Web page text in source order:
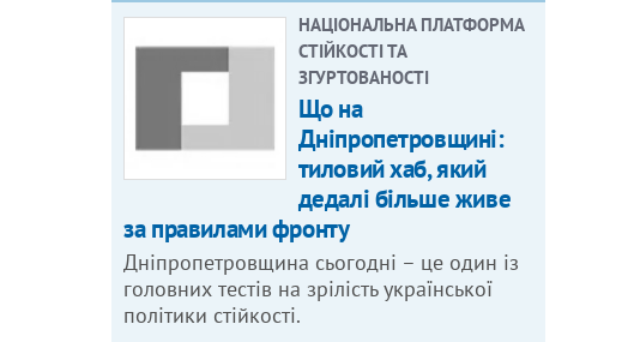
НАЦІОНАЛЬНА ПЛАТФОРМА
СТІЙКОСТІ ТА
ЗГУРТОВАНОСТІ
Що на
Дніпропетровщині:
тиловий хаб, який
дедалі більше живе
за правилами фронту
Дніпропетровщина сьогодні – це один із
головних тестів на зрілість української
політики стійкості.